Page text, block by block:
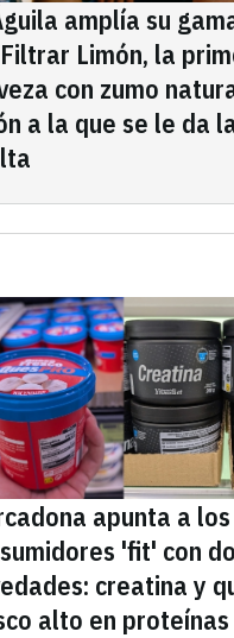
amplía su
Limón, la
con zumo
a la que se le da
apunta a los
'fit' con
creatina y
alto en proteínas